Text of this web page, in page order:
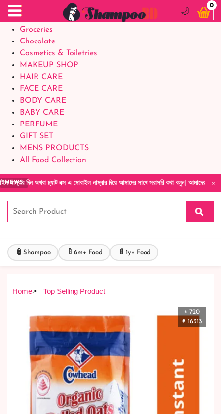
Food Supplements
Baby Foods
Groceries
Chocolate
Cosmetics & Toiletries
MAKEUP SHOP
HAIR CARE
FACE CARE
BODY CARE
BABY CARE
PERFUME
GIFT SET
MENS PRODUCTS
All Food Collection
×
NEWSচ্যাট বক্স এ মোবাইল নাম্বার দিয়ে আমাদের সাথে সরাসরি কথা বলুন| আমাদের যেকোনো পণ্য
🌙
0
🧴 Shampoo 🍼 6m+ Food 🍼 1y+ Food
Home> Top Selling Product
৳ 720
# 16313